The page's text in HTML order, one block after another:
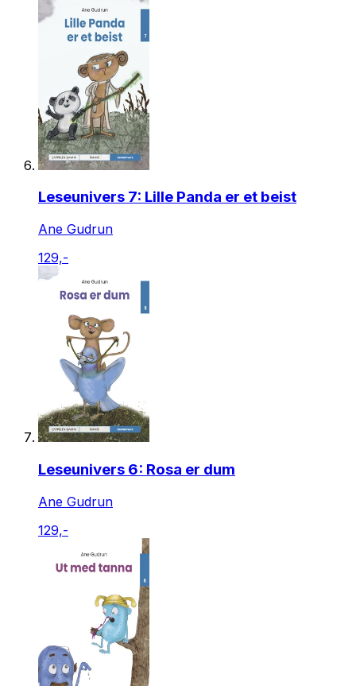
Leseunivers 7: Lille Panda er et beist
Ane Gudrun
129,-
Leseunivers 6: Rosa er dum
Ane Gudrun
129,-